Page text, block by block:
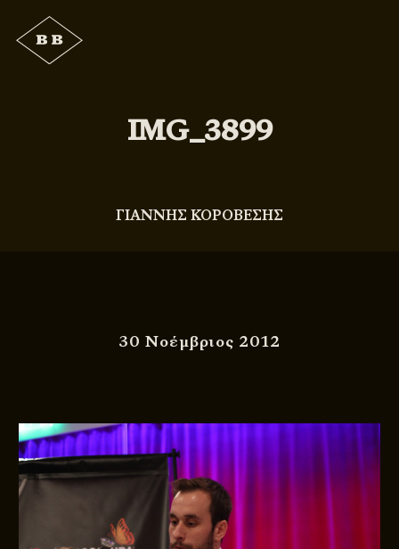
IMG_3899
ΓΙΑΝΝΗΣ ΚΟΡΟΒΕΣΗΣ
30 Νοέμβριος 2012